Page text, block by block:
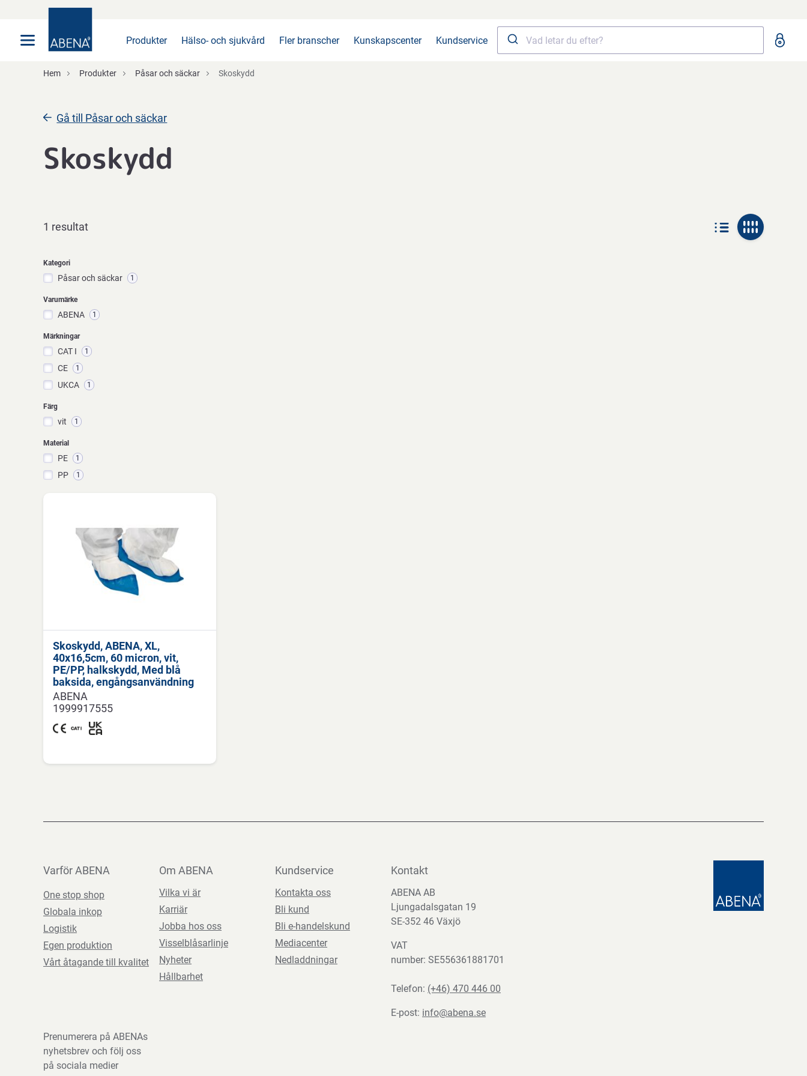
Produkter Hälso- och sjukvård Fler branscher Kunskapscenter Kundservice
Hem Produkter Påsar och säckar Skoskydd
Gå till Påsar och säckar
Skoskydd
1 resultat
Kategori
Påsar och säckar 1
Varumärke
ABENA 1
Märkningar
CAT I 1
CE 1
UKCA 1
Färg
vit 1
Material
PE 1
PP 1
Skoskydd, ABENA, XL,
40x16,5cm, 60 micron, vit,
PE/PP, halkskydd, Med blå
baksida, engångsanvändning
ABENA
1999917555
Varför ABENA
One stop shop
Globala inkop
Logistik
Egen produktion
Vårt åtagande till kvalitet
Om ABENA
Vilka vi är
Karriär
Jobba hos oss
Visselblåsarlinje
Nyheter
Hållbarhet
Kundservice
Kontakta oss
Bli kund
Bli e-handelskund
Mediacenter
Nedladdningar
Kontakt
ABENA AB
Ljungadalsgatan 19
SE-352 46 Växjö
VAT
number: SE556361881701
Telefon: (+46) 470 446 00
E-post: info@abena.se
Prenumerera på ABENAs
nyhetsbrev och följ oss
på sociala medier